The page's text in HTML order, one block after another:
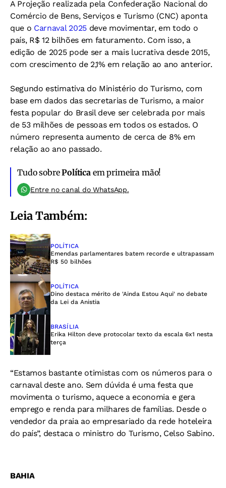
A Projeção realizada pela Confederação Nacional do
Comércio de Bens, Serviços e Turismo (CNC) aponta
que o Carnaval 2025deve movimentar, em todo o
país, R$ 12 bilhões em faturamento. Com isso, a
edição de 2025 pode ser a mais lucrativa desde 2015,
com crescimento de 2,1% em relação ao ano anterior.
Segundo estimativa do Ministério do Turismo, com
base em dados das secretarias de Turismo, a maior
festa popular do Brasil deve ser celebrada por mais
de 53 milhões de pessoas em todos os estados. O
número representa aumento de cerca de 8% em
relação ao ano passado.
Tudo sobrePolítica em primeira mão!
Entre no canal do WhatsApp.
Leia Também:
POLÍTICA
Emendas parlamentares batem recorde e ultrapassam
R$ 50 bilhões
POLÍTICA
Dino destaca mérito de 'Ainda Estou Aqui' no debate
da Lei da Anistia
BRASÍLIA
Erika Hilton deve protocolar texto da escala 6x1 nesta
terça
“Estamos bastante otimistas com os números para o
carnaval deste ano. Sem dúvida é uma festa que
movimenta o turismo, aquece a economia e gera
emprego e renda para milhares de famílias. Desde o
vendedor da praia ao empresariado da rede hoteleira
do país”, destaca o ministro do Turismo, Celso Sabino.
BAHIA